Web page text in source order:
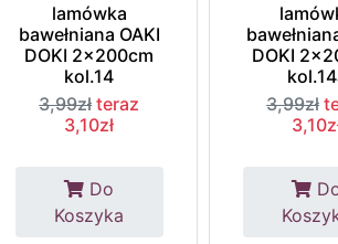
lamówka
bawełniana OAKI
DOKI 2x200cm
kol.14
3,99zł teraz
3,10zł
Do
Koszyka
DOKI
3,99zł